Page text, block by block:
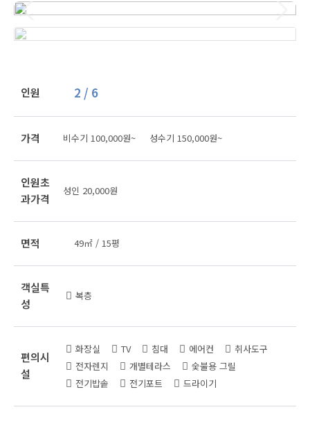
인원 2 / 6
가격 비수기 100,000원~ 성수기 150,000원~
인원초
과가격
성인 20,000원
면적 49㎡ / 15평
객실특
성
복층
편의시
설
화장실 TV 침대 에어컨
취사도구
전자렌지
개별테라스
숯불용 그릴
전기밥솥
전기포트 드라이기